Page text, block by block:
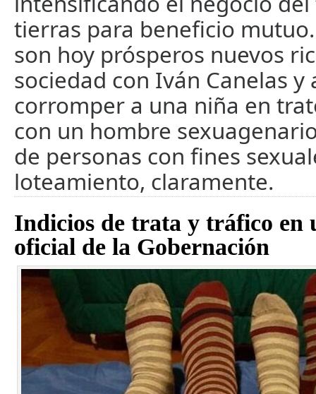
tierras para beneficio
son hoy prósperos nuevos
sociedad con Iván Canelas y
corromper a una niña en
con un hombre
de personas con fines
loteamiento, claramente.
Indicios de trata y tráfico en
oficial de la Gobernación